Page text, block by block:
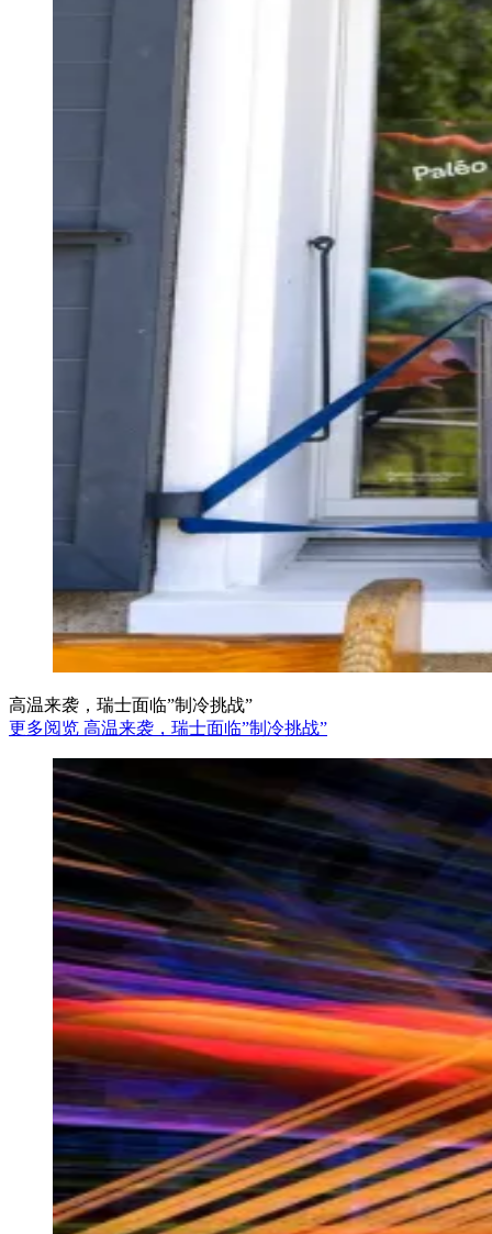
高温来袭，瑞士面临”制冷挑战”
更多阅览 高温来袭，瑞士面临”制冷挑战”